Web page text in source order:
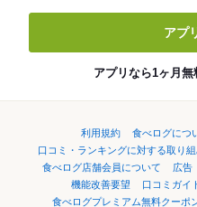
アプ
アプリなら1ヶ月無
利用規約 食べログにつ
口コミ・ランキングに対する取り
食べログ店舗会員について
広告
機能改善要望
口コミガイ
食べログプレミアム無料クーポ